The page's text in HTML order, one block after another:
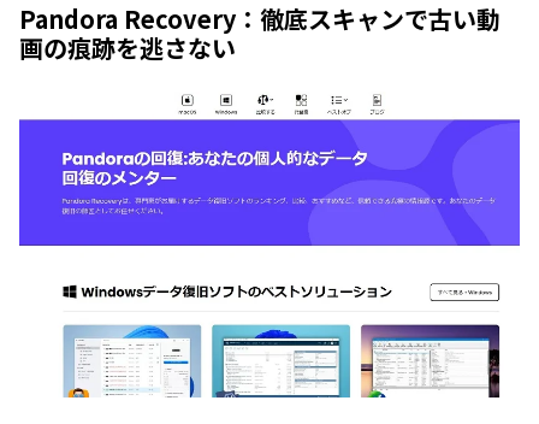
Pandora Recovery：徹底スキャンで古い動
画の痕跡を逃さない